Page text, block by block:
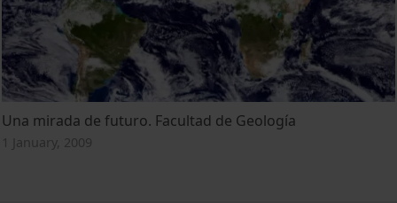
Una mirada de futuro. Facultad de Geología
1 January, 2009